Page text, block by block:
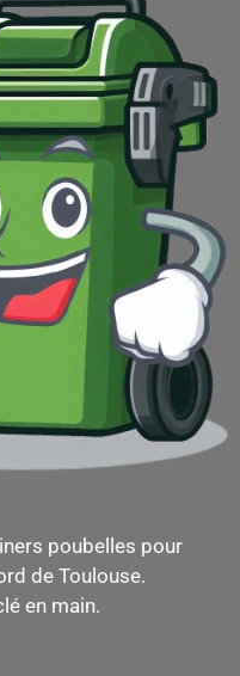
poubelles pour
de Toulouse.
en main.